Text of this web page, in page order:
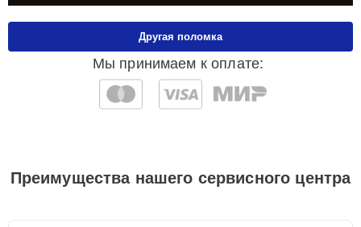
Мы принимаем к оплате:
Другая поломка
Преимущества нашего сервисного центра